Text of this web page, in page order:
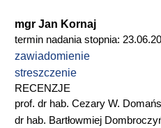
mgr Jan Kornaj
termin nadania stopnia:
zawiadomienie
streszczenie
RECENZJE
prof. dr hab. Cezary W.
dr hab. Bartłowmiej